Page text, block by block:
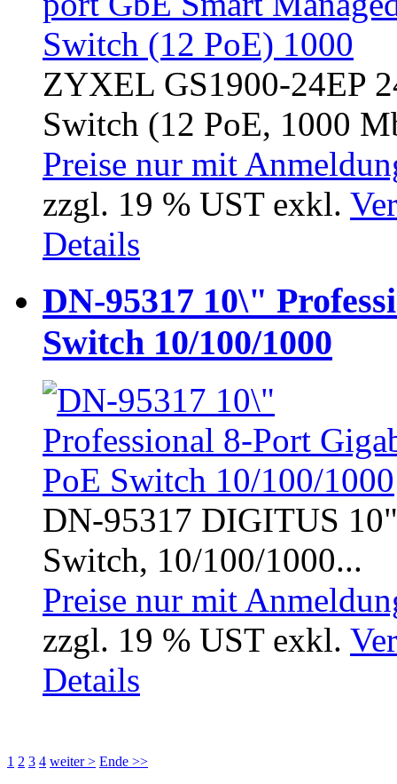
ZYXEL GS1900-24EP
Switch (12 PoE, 1000
Preise nur mit
zzgl. 19 % UST exkl.
Details
DN-95317 10\"
Switch 10/100/1000
DN-95317 DIGITUS
Switch, 10/100/1000...
Preise nur mit
zzgl. 19 % UST exkl.
Details
1 2 3 4 weiter > Ende >>